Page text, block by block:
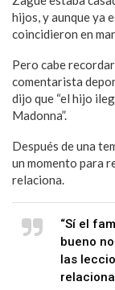
hijos, y aunque ya
coincidieron en
Pero cabe
comentarista
dijo que “el hijo
Madonna”.
Después de una
un momento para
relaciona.
“Sí el
bueno
las